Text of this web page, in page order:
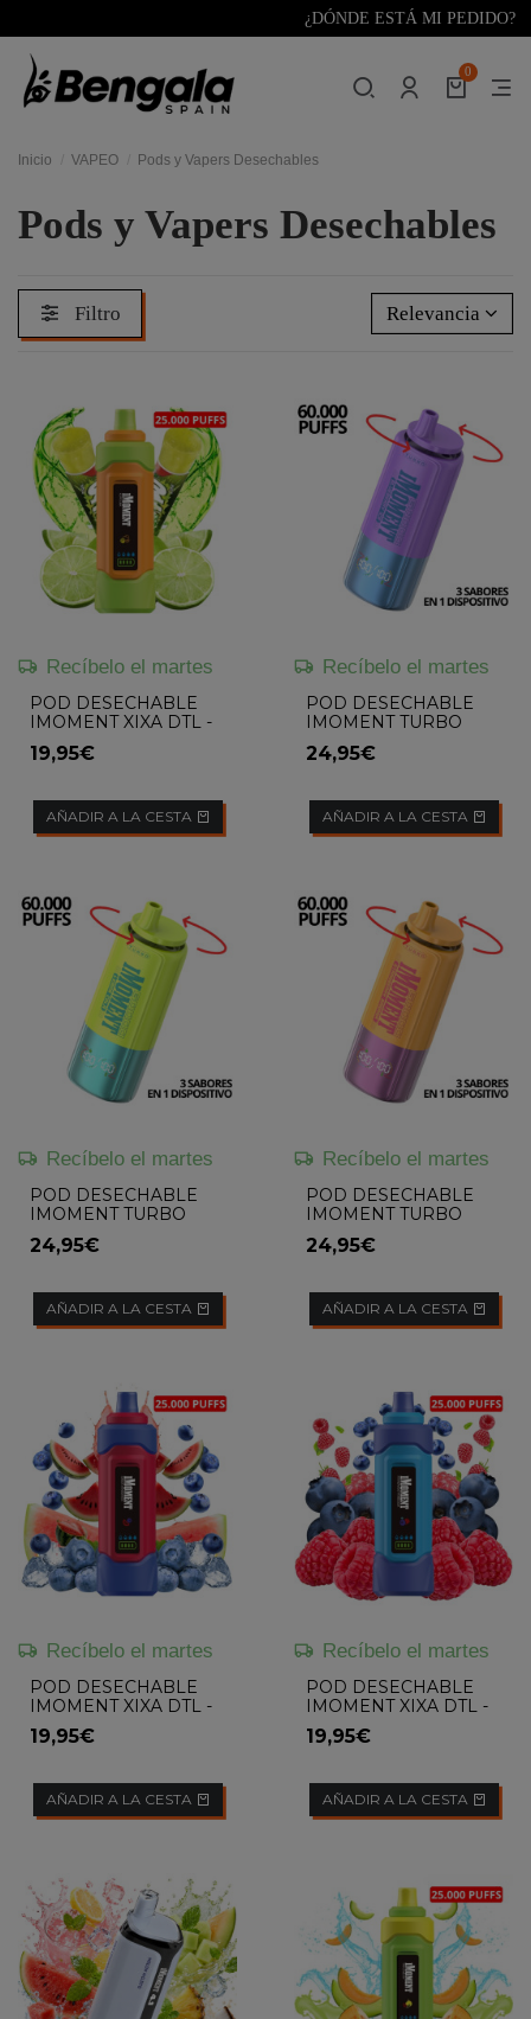
¿DÓNDE ESTÁ MI PEDIDO?
0
Inicio VAPEO Pods y Vapers Desechables
Pods y Vapers Desechables
Filtro Relevancia
Recíbelo el martes
POD DESECHABLE
IMOMENT XIXA DTL -
KALIPO DE LIMA
19,95€
AÑADIR A LA CESTA
Recíbelo el martes
POD DESECHABLE
IMOMENT TURBO
(LEMON LIME / RED
BULL / BLUEBERRY
24,95€
AÑADIR A LA CESTA
Recíbelo el martes
POD DESECHABLE
IMOMENT TURBO
(TRIPLE MELON /
LEMON COLA /
24,95€
AÑADIR A LA CESTA
Recíbelo el martes
POD DESECHABLE
IMOMENT TURBO
(STRAWBERRY
BANANA /
CREAM /
PINEAPPLE...
24,95€
AÑADIR A LA CESTA
Recíbelo el martes
POD DESECHABLE
IMOMENT XIXA DTL -
BLUEBERRY
WATERMELON
19,95€
AÑADIR A LA CESTA
Recíbelo el martes
POD DESECHABLE
IMOMENT XIXA DTL -
BLUEBERRY
RASPBERRY
19,95€
AÑADIR A LA CESTA